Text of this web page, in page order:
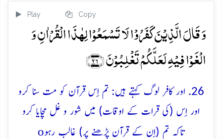
Play Copy
وَ قَالَ الَّذِیۡنَ کَفَرُوۡا لَا تَسۡمَعُوۡا لِہٰذَا الۡقُرۡاٰنِ وَ
الۡغَوۡا فِیۡہِ لَعَلَّکُمۡ تَغۡلِبُوۡنَ ﴿۲۶﴾
26. اور کافر لوگ کہتے ہیں: تم اِس قرآن کو مت سنا کرو
اور اِس (کی قرات کے اوقات) میں شور و غل مچایا کرو
تاکہ تم (اِن کے قرآن پڑھنے پر) غالب رہوo